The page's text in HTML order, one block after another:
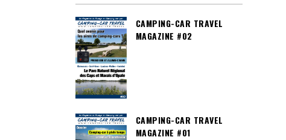
CAMPING-CAR TRAVEL
MAGAZINE #02
CAMPING-CAR TRAVEL
MAGAZINE #01